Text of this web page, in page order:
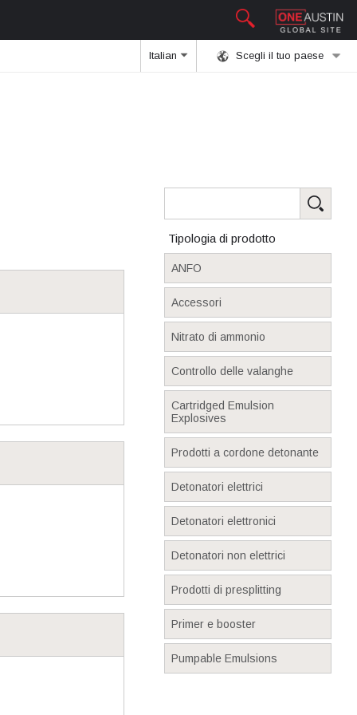
Scegli il tuo paese
Italian
Tipologia di prodotto
ANFO
Accessori
Nitrato di ammonio
Controllo delle valanghe
Cartridged Emulsion
Explosives
Prodotti a cordone detonante
Detonatori elettrici
Detonatori elettronici
Detonatori non elettrici
Prodotti di presplitting
Primer e booster
Pumpable Emulsions